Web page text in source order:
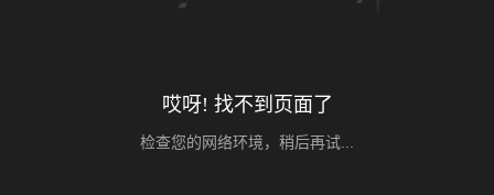
哎呀! 找不到页面了
检查您的网络环境，稍后再试...